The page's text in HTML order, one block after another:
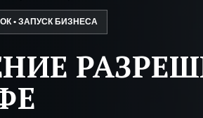
• ЗАПУСК БИЗНЕСА